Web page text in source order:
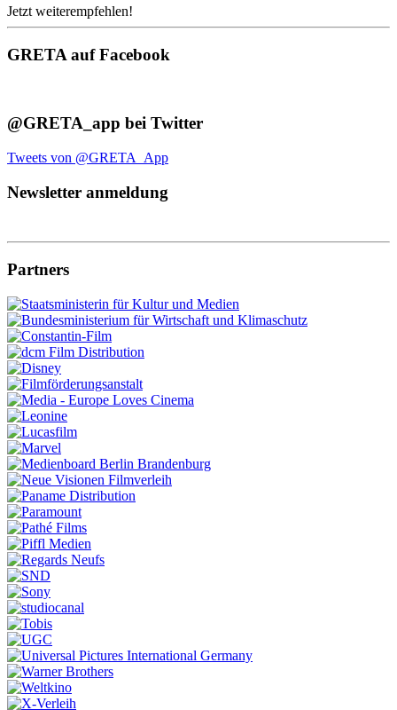
Jetzt weiterempfehlen!
GRETA auf Facebook
@GRETA_app bei Twitter
Tweets von @GRETA_App
Newsletter anmeldung
Partners